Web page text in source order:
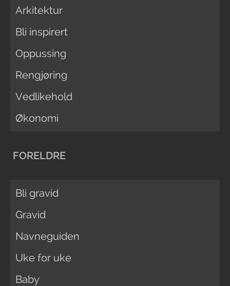
Arkitektur
Bli inspirert
Oppussing
Rengjøring
Vedlikehold
Økonomi
FORELDRE
Bli gravid
Gravid
Navneguiden
Uke for uke
Baby